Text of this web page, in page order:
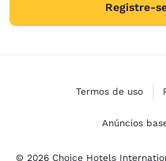
Registre-
Termos de uso
Anúncios
© 2026 Choice Hotels